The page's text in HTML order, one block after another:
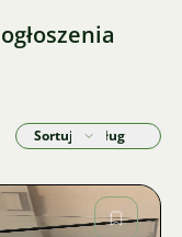
Sortuj według